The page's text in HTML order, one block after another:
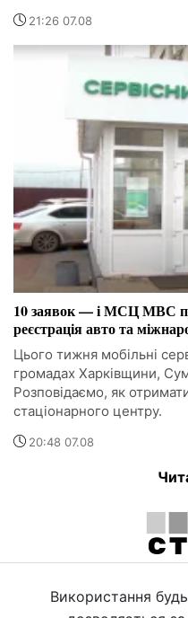
21:26 07.08
10 заявок — і МСЦ МВС
реєстрація авто та
Цього тижня мобільні
громадах Харківщини,
Розповідаємо, як
стаціонарного центру.
20:48 07.08
Використання